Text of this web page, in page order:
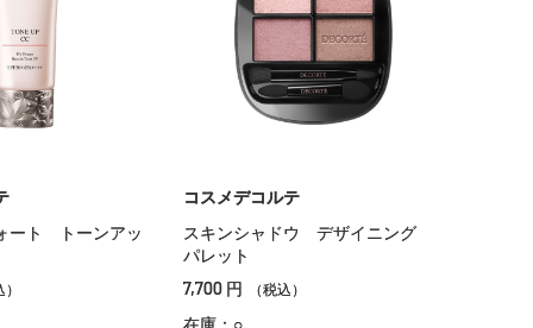
ート トーンアッ
コスメデコルテ
スキンシャドウ デザイニング
パレット
7,700 円 （税込）